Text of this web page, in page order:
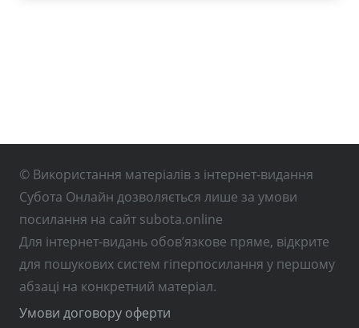
© Використання матеріалів з інтернет-видання
Субота Онлайн дозволяється лише за умови
посилання на сайт subota.online
Для інтернет-видань обов’язкове пряме, відкрите
для пошукових систем гіперпосилання у першому
абзаці на конкретний матеріал.
Умови договору оферти